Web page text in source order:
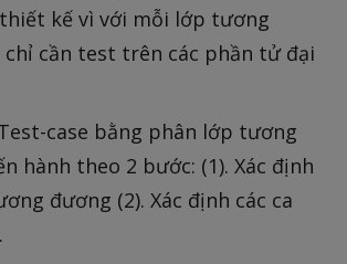
kế vì với mỗi lớp tương
cần test trên các phần tử đại
case bằng phân lớp tương
hành theo 2 bước: (1). Xác định
đương (2). Xác định các ca